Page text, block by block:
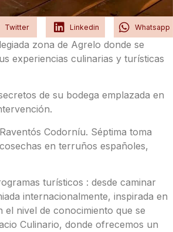
Twitter Linkedin Whatsapp
zona de Agrelo donde se
experiencias culinarias y turísticas
de su bodega emplazada en
Codorníu. Séptima toma
en terruños españoles,
turísticos : desde caminar
internacionalmente, inspirada en
nivel de conocimiento que se
Culinario, donde ofrecemos un